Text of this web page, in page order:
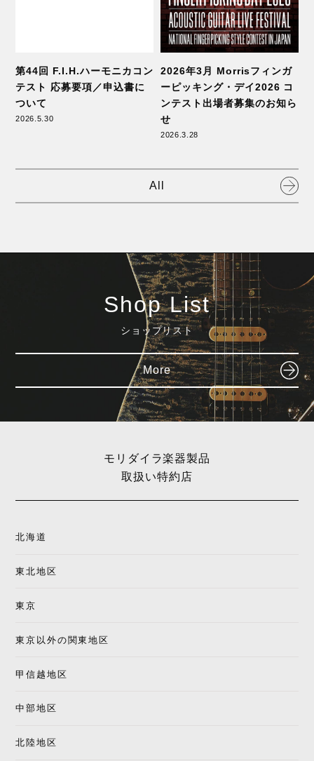
All
第44回 F.I.H.ハーモニカコン
テスト 応募要項／申込書に
ついて
2026.5.30
2026年3月 Morrisフィンガ
ーピッキング・デイ2026 コ
ンテスト出場者募集のお知ら
せ
2026.3.28
Shop List
ショップリスト
More
モリダイラ楽器製品
取扱い特約店
北海道
東北地区
東京
東京以外の関東地区
甲信越地区
中部地区
北陸地区